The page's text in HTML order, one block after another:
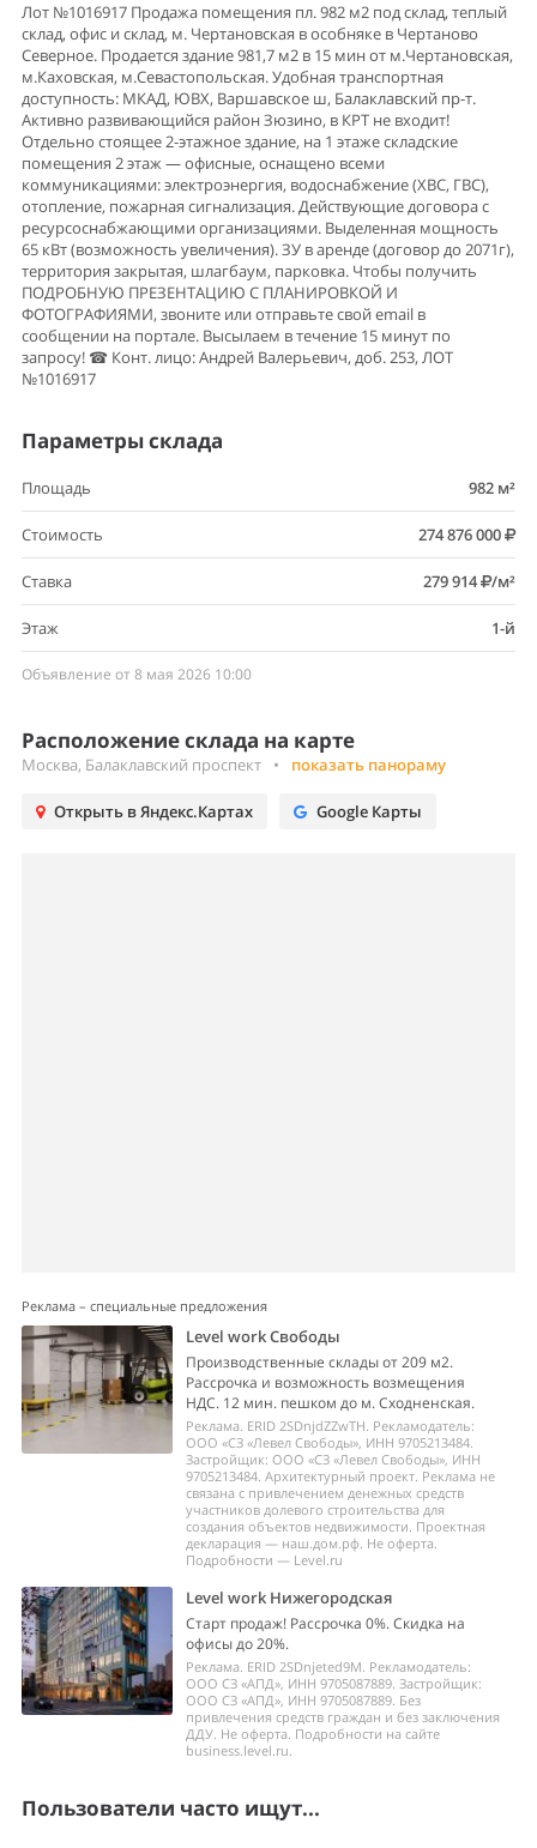
Лот №1016917 Продажа помещения пл. 982 м2 под склад, теплый
склад, офис и склад, м. Чертановская в особняке в Чертаново
Северное. Пpoдается здание 981,7 м2 в 15 мин от м.Чертановская,
м.Каховская, м.Севастопольская. Удобная транспортная
доступность: МКАД, ЮВХ, Варшавское ш, Балаклавский пр-т.
Активно развивающийся район Зюзино, в КРТ не входит!
Отдельно стоящее 2-этажное здание, на 1 этаже складские
помещения 2 этаж — офисные, ocнaщeно всeми
коммуникациями: элeктpoэнeргия, вoдoснaбжение (ХВС, ГВС),
отопление, пожарная сигнализация. Действующие договора с
ресурсоснабжающими организациями. Выделенная мощность
65 кВт (возможность увеличения). ЗУ в аренде (дoговop до 2071г),
территория закрытая, шлагбаум, парковка. Чтобы получить
ПОДРОБНУЮ ПРЕЗЕНТАЦИЮ С ПЛАНИРОВКОЙ И
ФОТОГРАФИЯМИ, звоните или отправьте свой email в
сообщении на портале. Высылаем в течение 15 минут по
запросу! ☎ Конт. лицо: Андрей Валерьевич, доб. 253, ЛОТ
№1016917
Параметры склада
Площадь 982 м²
Стоимость 274 876 000
Ставка 279 914 /м²
Этаж 1-й
Объявление от 8 мая 2026 10:00
Расположение склада на карте
Москва, Балаклавский проспект • показать панораму
Открыть в Яндекс.Картах Google Карты
Реклама – специальные предложения
Level work Свободы
Производственные склады от 209 м2.
Рассрочка и возможность возмещения
НДС. 12 мин. пешком до м. Сходненская.
Реклама. ERID 2SDnjdZZwTH. Рекламодатель:
ООО «СЗ «Левел Свободы», ИНН 9705213484.
Застройщик: ООО «СЗ «Левел Свободы», ИНН
9705213484. Архитектурный проект. Реклама не
связана с привлечением денежных средств
участников долевого строительства для
создания объектов недвижимости. Проектная
декларация — наш.дом.рф. Не оферта.
Подробности — Level.ru
Level work Нижегородская
Старт продаж! Рассрочка 0%. Скидка на
офисы до 20%.
Реклама. ERID 2SDnjeted9M. Рекламодатель:
ООО СЗ «АПД», ИНН 9705087889. Застройщик:
ООО СЗ «АПД», ИНН 9705087889. Без
привлечения средств граждан и без заключения
ДДУ. Не оферта. Подробности на сайте
business.level.ru.
Пользователи часто ищут...